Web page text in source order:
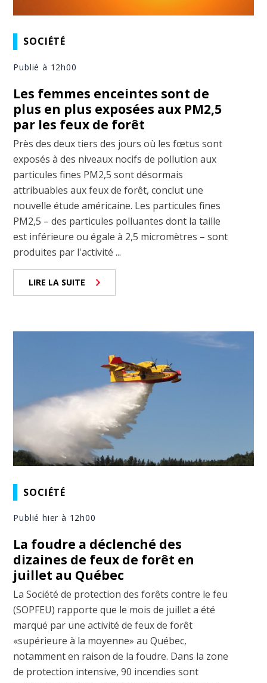
SOCIÉTÉ
Publié à 12h00
Les femmes enceintes sont de
plus en plus exposées aux PM2,5
par les feux de forêt
Près des deux tiers des jours où les fœtus sont
exposés à des niveaux nocifs de pollution aux
particules fines PM2,5 sont désormais
attribuables aux feux de forêt, conclut une
nouvelle étude américaine. Les particules fines
PM2,5 – des particules polluantes dont la taille
est inférieure ou égale à 2,5 micromètres – sont
produites par l'activité ...
LIRE LA SUITE
SOCIÉTÉ
Publié hier à 12h00
La foudre a déclenché des
dizaines de feux de forêt en
juillet au Québec
La Société de protection des forêts contre le feu
(SOPFEU) rapporte que le mois de juillet a été
marqué par une activité de feux de forêt
«supérieure à la moyenne» au Québec,
notamment en raison de la foudre. Dans la zone
de protection intensive, 90 incendies sont